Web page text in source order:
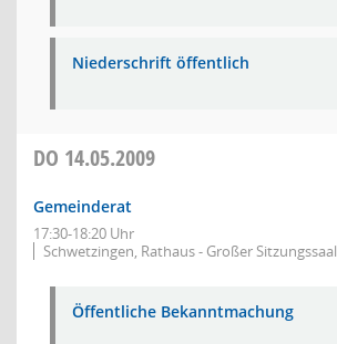
Niederschrift öffentlich
DO 14.05.2009
Gemeinderat
17:30-18:20 Uhr
Schwetzingen, Rathaus - Großer Sitzungssaal
Öffentliche Bekanntmachung